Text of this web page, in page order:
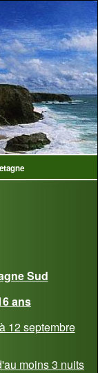
Sud
ans
12 septembre
moins 3 nuits